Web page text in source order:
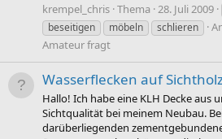
krempel_chris Thema 28. Juli 2009
beseitigen
möbeln schlieren
Amateur fragt
Wasserflecken auf
Hallo! Ich habe eine KLH Decke aus
Sichtqualität bei meinem Neubau.
darüberliegenden